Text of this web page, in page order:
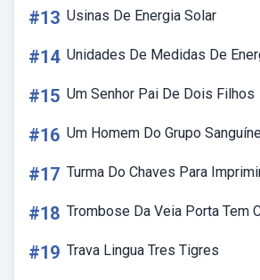
#13 Usinas De Energia Solar
#14 Unidades De Medidas De
#15 Um Senhor Pai De Dois Filhos
#16 Um Homem Do Grupo
#17 Turma Do Chaves Para
#18 Trombose Da Veia Porta Tem
#19 Trava Lingua Tres Tigres